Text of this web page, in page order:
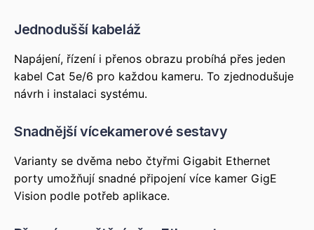
Jednodušší kabeláž
Napájení, řízení i přenos obrazu probíhá přes jeden
kabel Cat 5e/6 pro každou kameru. To zjednodušuje
návrh i instalaci systému.
Snadnější vícekamerové sestavy
Varianty se dvěma nebo čtyřmi Gigabit Ethernet
porty umožňují snadné připojení více kamer GigE
Vision podle potřeb aplikace.